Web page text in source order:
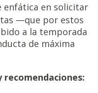
enfática en solicitar
—que por estos
a la temporada
de máxima
recomendaciones: